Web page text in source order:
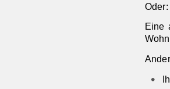
Oder:
Eine